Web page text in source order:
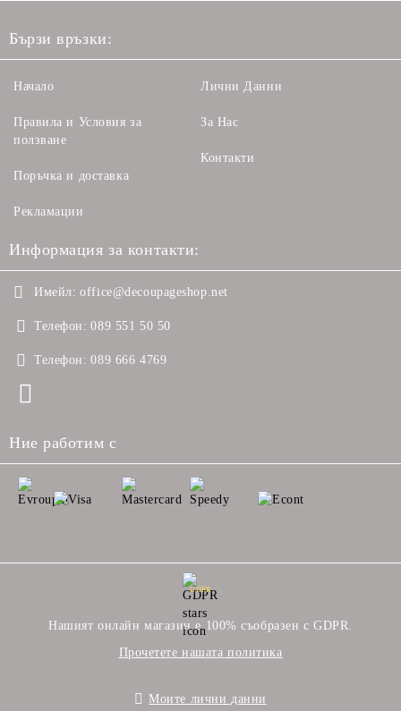
Бързи връзки:
Начало
Правила и Условия за
ползване
Поръчка и доставка
Рекламации
Лични Данни
За Нас
Контакти
Информация за контакти:
Имейл: office@decoupageshop.net
Телефон: 089 551 50 50
Телефон: 089 666 4769
Ние работим с
GDPR
Нашият онлайн магазин е 100% съобразен с GDPR.
Прочетете нашата политика
Моите лични данни